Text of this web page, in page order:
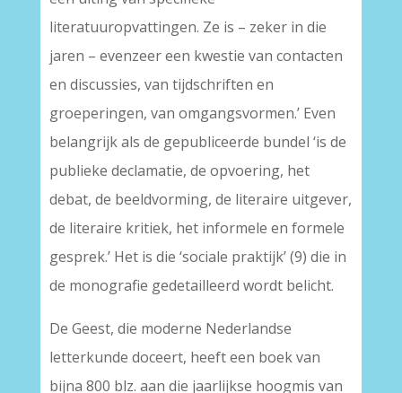
literatuuropvattingen. Ze is – zeker in die
jaren – evenzeer een kwestie van contacten
en discussies, van tijdschriften en
groeperingen, van omgangsvormen.’ Even
belangrijk als de gepubliceerde bundel ‘is de
publieke declamatie, de opvoering, het
debat, de beeldvorming, de literaire uitgever,
de literaire kritiek, het informele en formele
gesprek.’ Het is die ‘sociale praktijk’ (9) die in
de monografie gedetailleerd wordt belicht.
De Geest, die moderne Nederlandse
letterkunde doceert, heeft een boek van
bijna 800 blz. aan die jaarlijkse hoogmis van